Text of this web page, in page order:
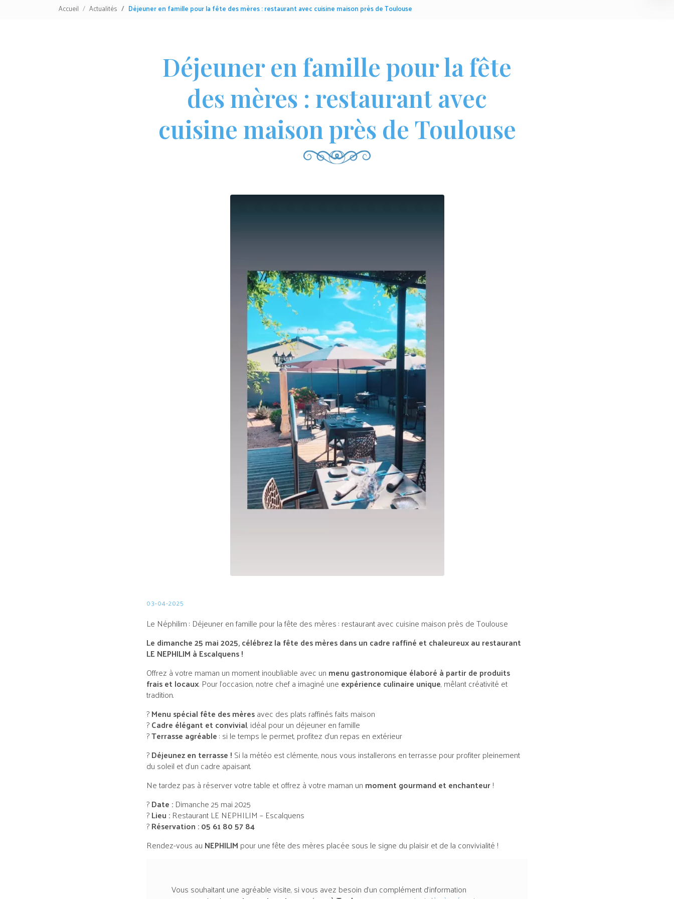
Accueil Actualités Déjeuner en famille pour la fête des mères : restaurant avec cuisine maison près de Toulouse
Déjeuner en famille pour la fête
des mères : restaurant avec
cuisine maison près de Toulouse
03-04-2025
Le Néphilim : Déjeuner en famille pour la fête des mères : restaurant avec cuisine maison près de Toulouse
Le dimanche 25 mai 2025, célébrez la fête des mères dans un cadre raffiné et chaleureux au restaurant
LE NEPHILIM à Escalquens !
Offrez à votre maman un moment inoubliable avec un menu gastronomique élaboré à partir de produits
frais et locaux. Pour l’occasion, notre chef a imaginé une expérience culinaire unique, mêlant créativité et
tradition.
?Menu spécial fête des mèresavec des plats raffinés faits maison
?Cadre élégant et convivial, idéal pour un déjeuner en famille
?Terrasse agréable: si le temps le permet, profitez d’un repas en extérieur
?Déjeunez en terrasse ! Si la météo est clémente, nous vous installerons en terrasse pour profiter pleinement
du soleil et d’un cadre apaisant.
Ne tardez pas à réserver votre table et offrez à votre maman un moment gourmand et enchanteur!
?Date : Dimanche 25 mai 2025
?Lieu : Restaurant LE NEPHILIM – Escalquens
?Réservation :05 61 80 57 84
Rendez-vous au NEPHILIM pour une fête des mères placée sous le signe du plaisir et de la convivialité !
Vous souhaitant une agréable visite, si vous avez besoin d'un complément d'information